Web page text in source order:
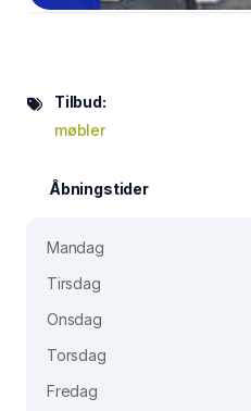
Tilbud:
møbler
Åbningstider
Mandag
Tirsdag
Onsdag
Torsdag
Fredag